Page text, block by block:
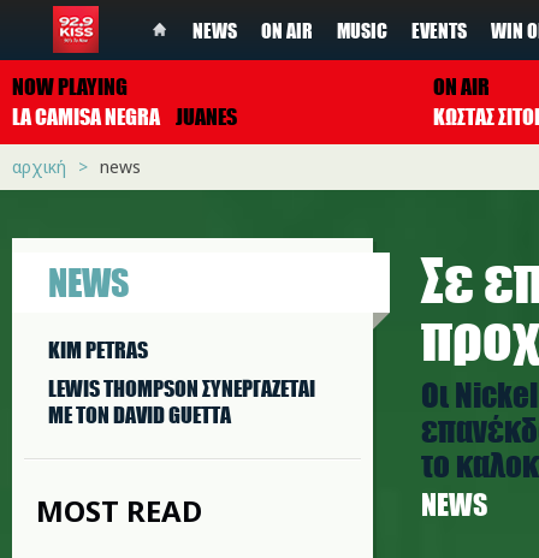
NEWS ON AIR MUSIC EVENTS WIN
NOW PLAYING
LA CAMISA NEGRA JUANES
ON AIR
ΚΩΣΤΑΣ
αρχική news
NEWS
KIM PETRAS
LEWIS THOMPSON ΣΥΝΕΡΓAΖΕΤΑΙ
ΜΕ ΤΟΝ DAVID GUETTA
MOST READ
Σε
Οι
το
NEWS